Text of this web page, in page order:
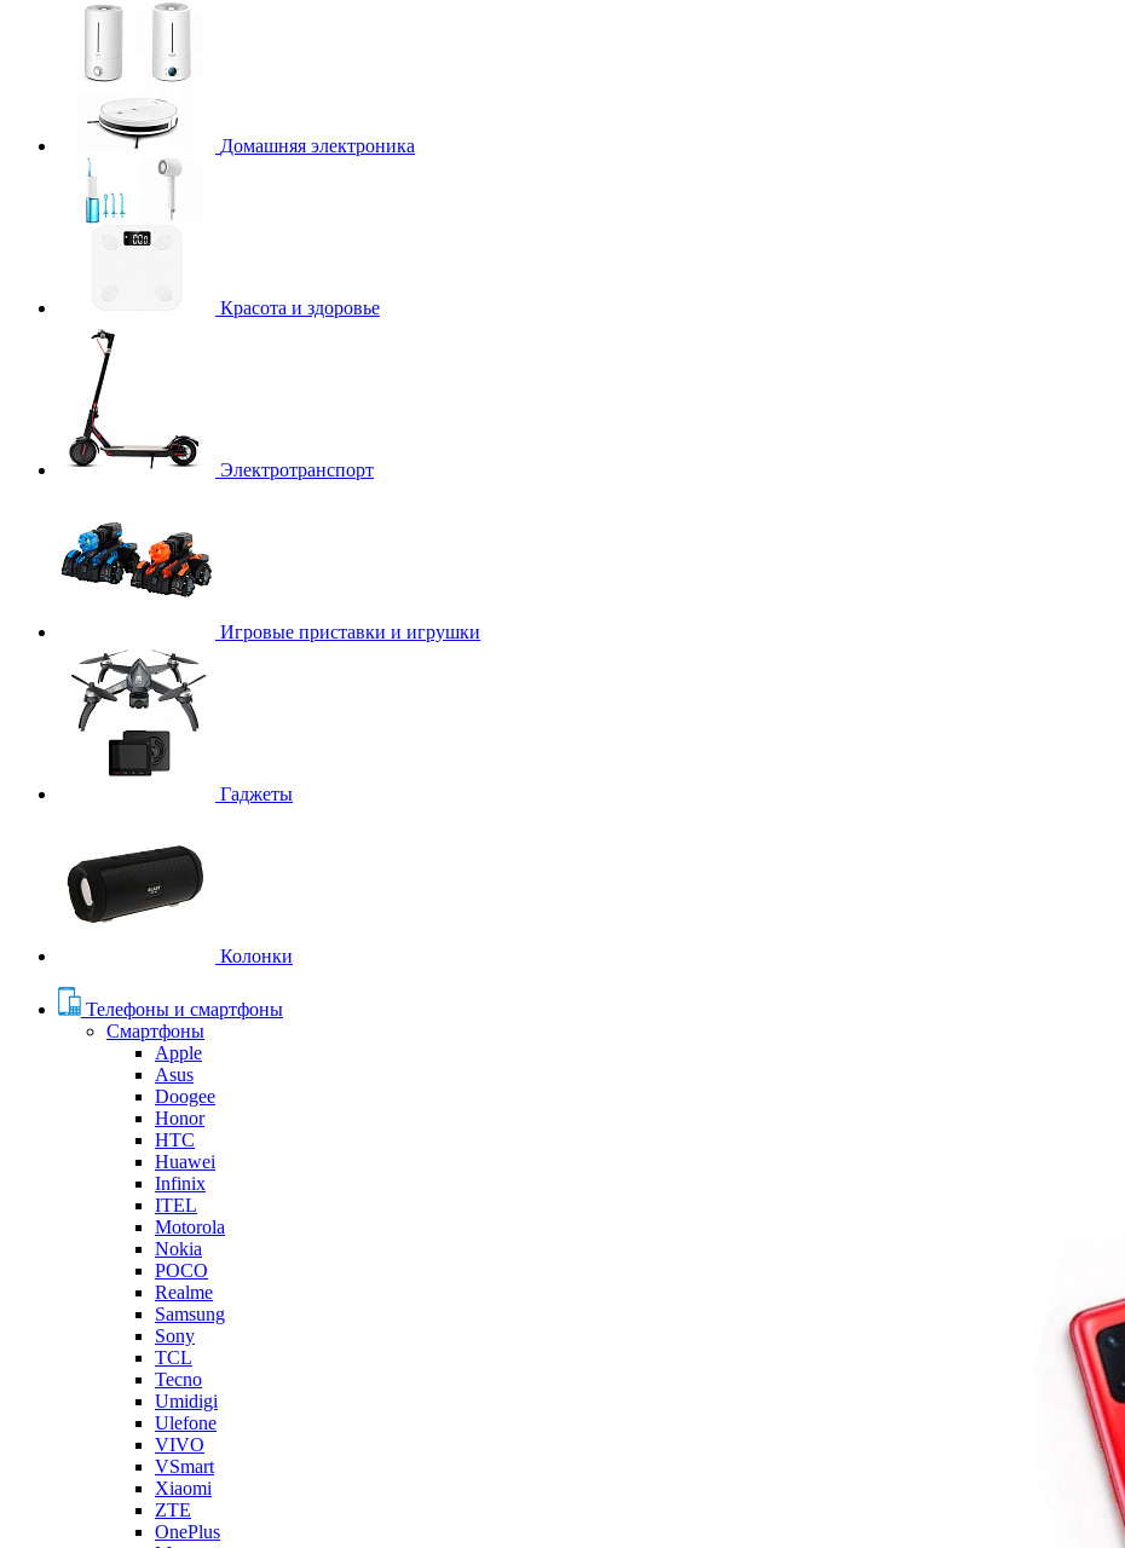
Домашняя электроника
Красота и здоровье
Электротранспорт
Игровые приставки и игрушки
Гаджеты
Колонки
Телефоны и смартфоны
Смартфоны
Apple
Asus
Doogee
Honor
HTC
Huawei
Infinix
ITEL
Motorola
Nokia
POCO
Realme
Samsung
Sony
TCL
Tecno
Umidigi
Ulefone
VIVO
VSmart
Xiaomi
ZTE
OnePlus